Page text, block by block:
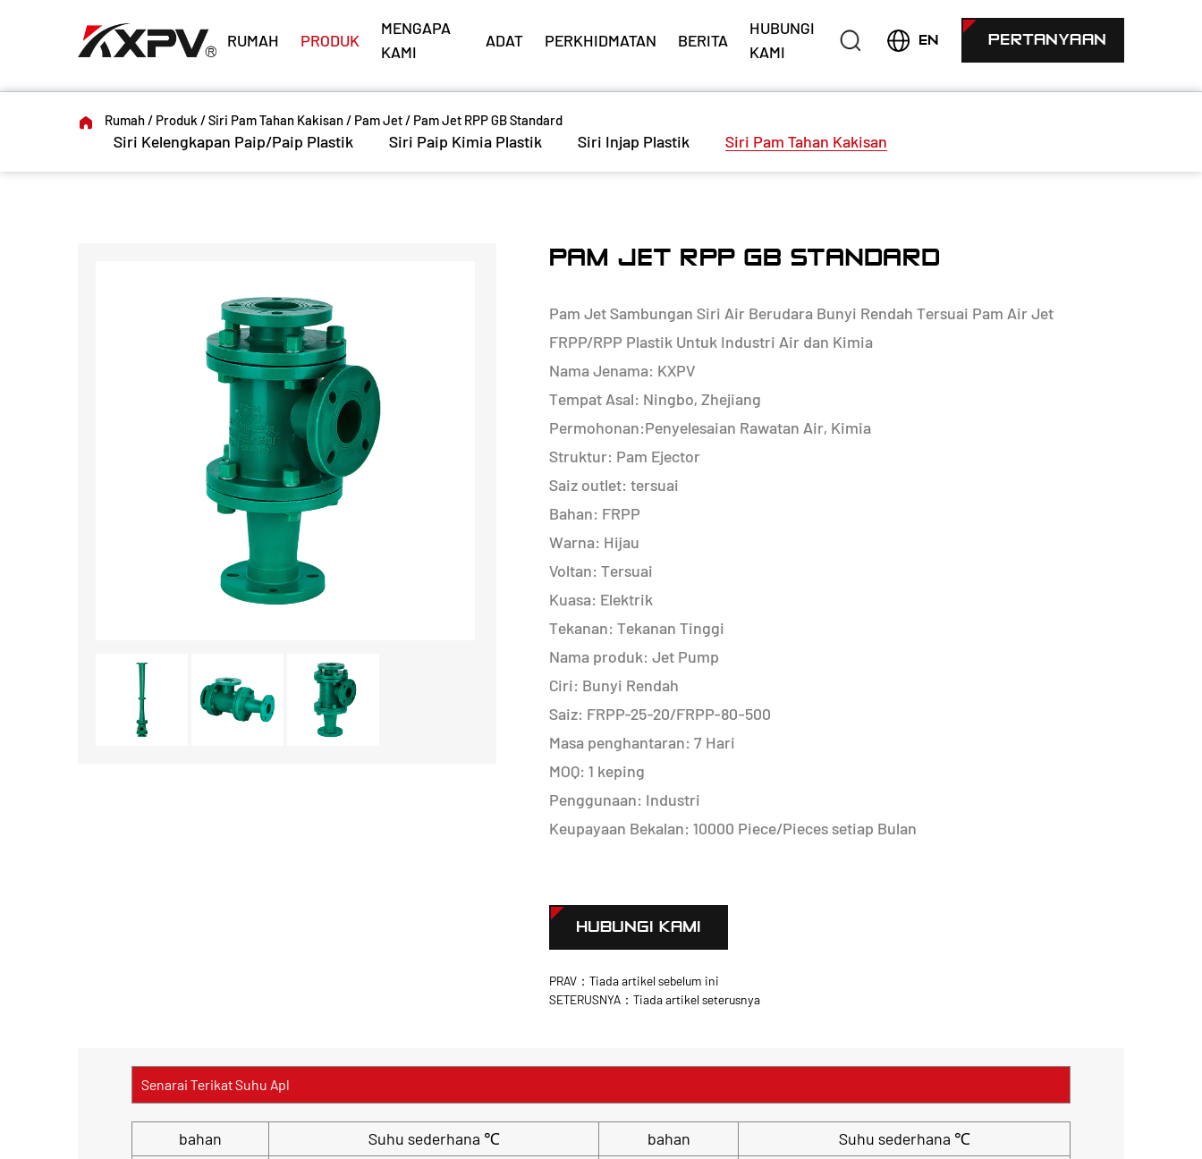
RUMAH PRODUK
MENGAPA
KAMI
ADAT PERKHIDMATAN BERITA
HUBUNGI
KAMI
EN PERTANYAAN
Rumah/ Produk /Siri Pam Tahan Kakisan/ Pam Jet/ Pam Jet RPP GB Standard
Siri Kelengkapan Paip/Paip Plastik Siri Paip Kimia Plastik Siri Injap Plastik Siri Pam Tahan Kakisan
PAM JET RPP GB STANDARD
Pam Jet Sambungan Siri Air Berudara Bunyi Rendah Tersuai Pam Air Jet
FRPP/RPP Plastik Untuk Industri Air dan Kimia
Nama Jenama: KXPV
Tempat Asal: Ningbo, Zhejiang
Permohonan:Penyelesaian Rawatan Air, Kimia
Struktur: Pam Ejector
Saiz outlet: tersuai
Bahan: FRPP
Warna: Hijau
Voltan: Tersuai
Kuasa: Elektrik
Tekanan: Tekanan Tinggi
Nama produk: Jet Pump
Ciri: Bunyi Rendah
Saiz: FRPP-25-20/FRPP-80-500
Masa penghantaran: 7 Hari
MOQ: 1 keping
Penggunaan: Industri
Keupayaan Bekalan: 10000 Piece/Pieces setiap Bulan
HUBUNGI KAMI
PRAV：Tiada artikel sebelum ini
SETERUSNYA：Tiada artikel seterusnya
Senarai Terikat Suhu Apl
bahan Suhu sederhana ℃ bahan
Suhu sederhana ℃